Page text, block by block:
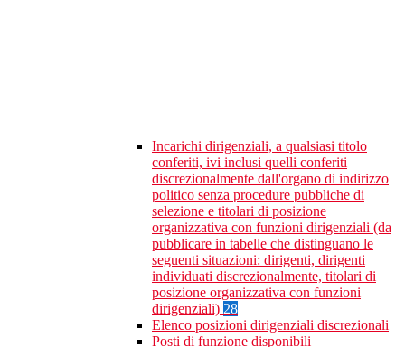
Incarichi dirigenziali, a qualsiasi titolo
conferiti, ivi inclusi quelli conferiti
discrezionalmente dall'organo di indirizzo
politico senza procedure pubbliche di
selezione e titolari di posizione
organizzativa con funzioni dirigenziali (da
pubblicare in tabelle che distinguano le
seguenti situazioni: dirigenti, dirigenti
individuati discrezionalmente, titolari di
posizione organizzativa con funzioni
dirigenziali) 28
Elenco posizioni dirigenziali discrezionali
Posti di funzione disponibili